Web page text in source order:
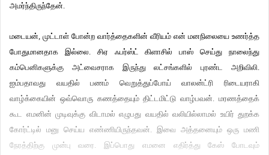
அமர்ந்திருந்தேன்.
மடையன், முட்டாள் போன்ற வார்த்தைகளின் வீரியம் என் மனநிலையை உணர்த்த
போதுமானதாக இல்லை. சிஏ ஃபர்ஸ்ட் கிளாசில் பாஸ் செய்து நாலைந்து
கம்பெனிகளுக்கு அட்வைசராக இருந்து லட்சங்களில் புரண்ட அறிவிலி.
ஐம்பதாவது வயதில் பணம் வெறுத்துப்போய் வாலன்ட்ரி ரிடையராகி
வாழ்க்கையின் ஒவ்வொரு கணத்தையும் திட்டமிட்டு வாழ்பவன். மரணத்தைக்
கூட எமனின் முடிவுக்கு விடாமல் எழுபது வயதில் வலியில்லாமல் உயிர் துறக்க
கோர்ட்டில் மனு செய்ய எண்ணியிருந்தவன். இவை அத்தனையும் ஒரு மணி
நேரத்திற்கு முன்பு வரை. இப்பொது எமனை எதிர்த்து கேஸ் போடவும்